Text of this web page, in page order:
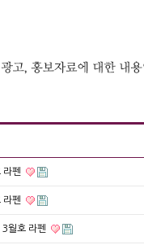
라펜
라펜
월호 라펜